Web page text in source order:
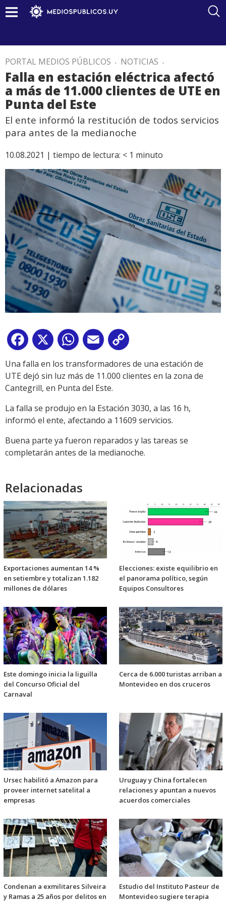
PORTAL MEDIOS PÚBLICOS . NOTICIAS .
Falla en estación eléctrica afectó
a más de 11.000 clientes de UTE en
Punta del Este
El ente informó la restitución de todos servicios
para antes de la medianoche
10.08.2021 | tiempo de lectura: < 1 minuto
Facebook
X WhatsApp
Email
Link
Una falla en los transformadores de una estación de
UTE dejó sin luz más de 11.000 clientes en la zona de
Cantegrill, en Punta del Este.
La falla se produjo en la Estación 3030, a las 16 h,
informó el ente, afectando a 11609 servicios.
Buena parte ya fueron reparados y las tareas se
completarán antes de la medianoche.
Relacionadas
Exportaciones aumentan 14 %
en setiembre y totalizan 1.182
millones de dólares
Elecciones: existe equilibrio en
el panorama político, según
Equipos Consultores
Este domingo inicia la liguilla
del Concurso Oficial del
Carnaval
Cerca de 6.000 turistas arriban a
Montevideo en dos cruceros
Ursec habilitó a Amazon para
proveer internet satelital a
empresas
Uruguay y China fortalecen
relaciones y apuntan a nuevos
acuerdos comerciales
Condenan a exmilitares Silveira
y Ramas a 25 años por delitos en
Estudio del Instituto Pasteur de
Montevideo sugiere terapia